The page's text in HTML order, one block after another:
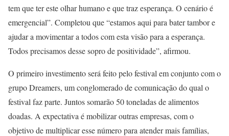
tem que ter este olhar humano e que traz esperança. O cenário é
emergencial”. Completou que “estamos aqui para bater tambor e
ajudar a movimentar a todos com esta visão para a esperança.
Todos precisamos desse sopro de positividade”, afirmou.
O primeiro investimento será feito pelo festival em conjunto com o
grupo Dreamers, um conglomerado de comunicação do qual o
festival faz parte. Juntos somarão 50 toneladas de alimentos
doadas. A expectativa é mobilizar outras empresas, com o
objetivo de multiplicar esse número para atender mais famílias,